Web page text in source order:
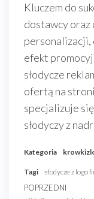
Kluczem do
dostawcy
personalizacji,
efekt
słodycze
ofertą na
specjalizuje
słodyczy z
Kategoria
Tagi słodycze z logo
Poprzedni
POPRZEDNI